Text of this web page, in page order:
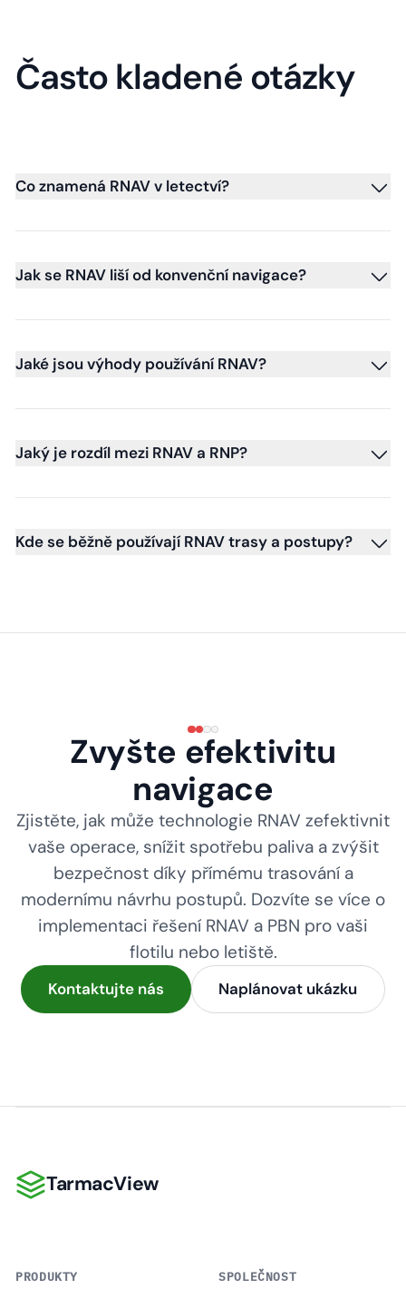
Často kladené otázky
Co znamená RNAV v letectví?
Jak se RNAV liší od konvenční navigace?
Jaké jsou výhody používání RNAV?
Jaký je rozdíl mezi RNAV a RNP?
Kde se běžně používají RNAV trasy a postupy?
Zvyšte efektivitu
navigace
Zjistěte, jak může technologie RNAV zefektivnit
vaše operace, snížit spotřebu paliva a zvýšit
bezpečnost díky přímému trasování a
modernímu návrhu postupů. Dozvíte se více o
implementaci řešení RNAV a PBN pro vaši
flotilu nebo letiště.
Kontaktujte nás Naplánovat ukázku
TarmacView
TarmacView
PRODUKTY SPOLEČNOST